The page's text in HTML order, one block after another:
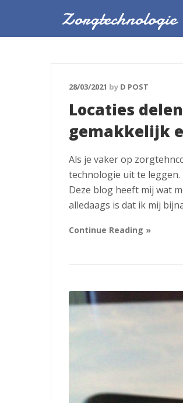
Zorgtechnologie
28/03/2021 by D POST
Locaties
gemakkelijk
Als je vaker op
technologie uit te
Deze blog heeft mij wat
alledaags is dat ik mij
Continue Reading »